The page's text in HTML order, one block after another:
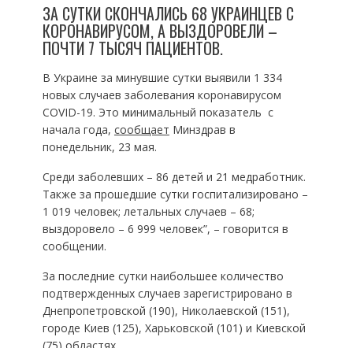
ЗА СУТКИ СКОНЧАЛИСЬ 68 УКРАИНЦЕВ С
КОРОНАВИРУСОМ, А ВЫЗДОРОВЕЛИ –
ПОЧТИ 7 ТЫСЯЧ ПАЦИЕНТОВ.
В Украине за минувшие сутки выявили 1 334
новых случаев заболевания коронавирусом
COVID-19. Это минимальный показатель с
начала года, сообщает Минздрав в
понедельник, 23 мая.
Среди заболевших – 86 детей и 21 медработник.
Также за прошедшие сутки госпитализировано –
1 019 человек; летальных случаев – 68;
выздоровело – 6 999 человек”, – говорится в
сообщении.
За последние сутки наибольшее количество
подтвержденных случаев зарегистрировано в
Днепропетровской (190), Николаевской (151),
городе Киев (125), Харьковской (101) и Киевской
(75) областях.